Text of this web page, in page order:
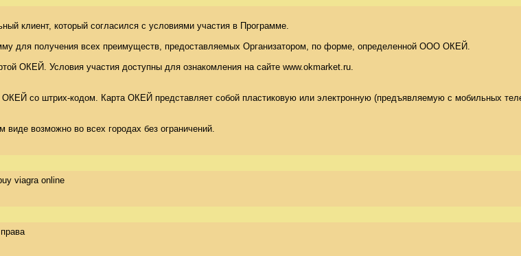
клиент, который согласился с условиями участия в Программе.
для получения всех преимуществ, предоставляемых Организатором, по форме, определенной ООО ОКЕЙ.
ОКЕЙ. Условия участия доступны для ознакомления на сайте www.okmarket.ru.
ОКЕЙ со штрих-кодом. Карта ОКЕЙ представляет собой пластиковую или электронную (предъявляемую с мобильных
виде возможно во всех городах без ограничений.
viagra online